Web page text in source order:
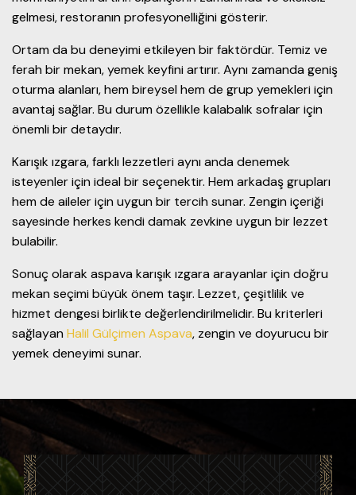
gelmesi, restoranın profesyonelliğini gösterir.
Ortam da bu deneyimi etkileyen bir faktördür. Temiz ve
ferah bir mekan, yemek keyfini artırır. Aynı zamanda geniş
oturma alanları, hem bireysel hem de grup yemekleri için
avantaj sağlar. Bu durum özellikle kalabalık sofralar için
önemli bir detaydır.
Karışık ızgara, farklı lezzetleri aynı anda denemek
isteyenler için ideal bir seçenektir. Hem arkadaş grupları
hem de aileler için uygun bir tercih sunar. Zengin içeriği
sayesinde herkes kendi damak zevkine uygun bir lezzet
bulabilir.
Sonuç olarak aspava karışık ızgara arayanlar için doğru
mekan seçimi büyük önem taşır. Lezzet, çeşitlilik ve
hizmet dengesi birlikte değerlendirilmelidir. Bu kriterleri
sağlayan Halil Gülçimen Aspava, zengin ve doyurucu bir
yemek deneyimi sunar.